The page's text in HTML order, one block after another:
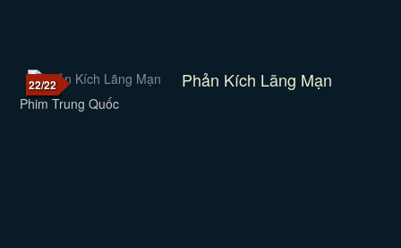
22/22 Phản Kích Lãng Mạn
Phim Trung Quốc